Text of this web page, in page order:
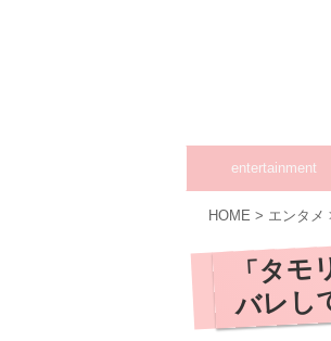
entertainment
HOME > エンタメ
「タモ
バレし